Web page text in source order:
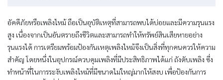
อัคคีภัยหรือเพลิงไหม้ ถือเป็นอุบัติเหตุที่สามารถพบได้บ่อยและมีความรุนแรง
สูง เนื่องจากเป็นอันตรายถึงชีวิตและสามารถทำให้ทรัพย์สินเสียหายอย่าง
รุนแรงได้ การเตรียมพร้อมป้องกันเหตุเพลิงไหม้จึงเป็นสิ่งที่ทุกคนควรให้ความ
สำคัญ โดยหนึ่งในอุปกรณ์ควบคุมเพลิงที่มีประสิทธิภาพได้แก่ ถังดับเพลิง ซึ่ง
ทำหน้าที่ในการระงับเพลิงไหม้ที่มีขนาดไม่ใหญ่มากให้สงบ เพื่อป้องกันการ